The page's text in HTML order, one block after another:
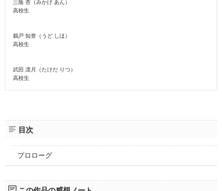
三蔭 杏（みかげ あん）
高校生
鵜戸 知誉（うど しほ）
高校生
武田 凛月（たけだ りつ）
高校生
目次
プロローグ